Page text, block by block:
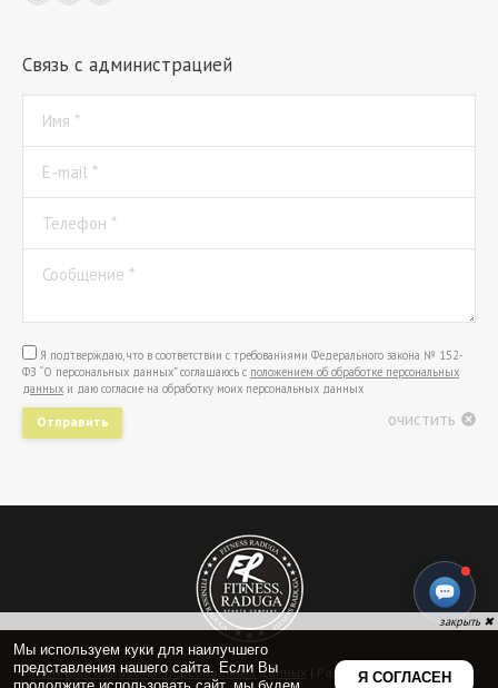
Связь с администрацией
Имя *
E-mail *
Телефон *
Сообщение *
Я подтверждаю, что в соответствии с требованиями Федерального закона № 152-
ФЗ “О персональных данных” соглашаюсь с положением об обработке персональных
данных и даю согласие на обработку моих персональных данных
Отправить очистить
Политика обработки персональных данных
| Радуга Фитнес © 2009-